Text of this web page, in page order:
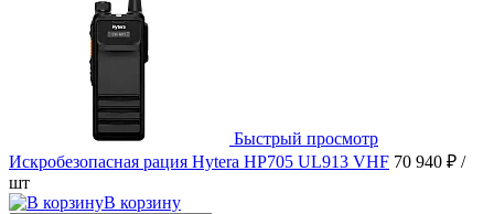
Быстрый просмотр
Искробезопасная рация Hytera HP705 UL913 VHF 70 940 ₽ /
шт
В корзину